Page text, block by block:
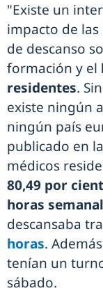
"Existe un
impacto de
de descanso
formación y el
residentes.
existe ningún
ningún país
publicado en
médicos
80,49 por
horas
descansaba
horas.
tenían un
sábado.